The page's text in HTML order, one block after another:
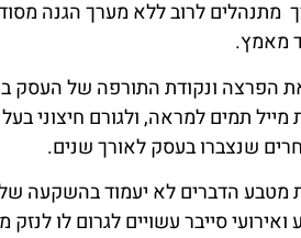
מתנהלים לרוב ללא מערך הגנה
מאמץ.
הפרצה ונקודת התורפה של העסק
תמים למראה, ולגורם חיצוני
שנצברו בעסק לאורך שנים.
5-10 עמדות מטבע הדברים לא יעמוד
סייבר עשויים לגרום לו